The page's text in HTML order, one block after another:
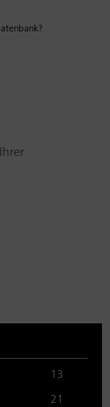
13
21